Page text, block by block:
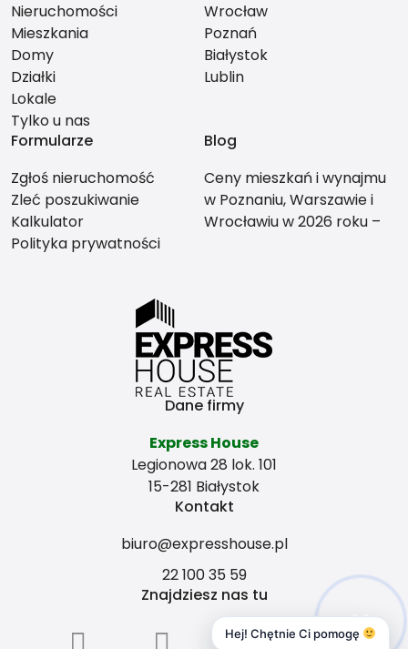
Nieruchomości
Mieszkania
Domy
Działki
Lokale
Tylko u nas
Wrocław
Poznań
Białystok
Lublin
Formularze
Zgłoś nieruchomość
Zleć poszukiwanie
Kalkulator
Polityka prywatności
Blog
Ceny mieszkań i wynajmu
w Poznaniu, Warszawie i
Wrocławiu w 2026 roku –
Dane firmy
Express House
Legionowa 28 lok. 101
15-281 Białystok
Kontakt
biuro@expresshouse.pl
22 100 35 59
Znajdziesz nas tu
Hej! Chętnie Ci pomogę